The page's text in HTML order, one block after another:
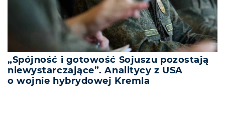
„Spójność i gotowość Sojuszu pozostają
niewystarczające”. Analitycy z USA
o wojnie hybrydowej Kremla